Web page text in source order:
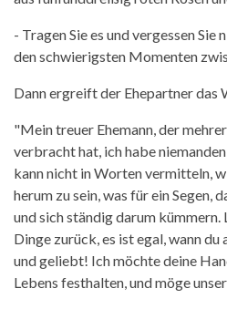
- Tragen Sie es und vergessen Sie
den schwierigsten Momenten
Dann ergreift der Ehepartner das
"Mein treuer Ehemann, der
verbracht hat, ich habe
kann nicht in Worten vermitteln,
herum zu sein, was für ein Segen,
und sich ständig darum kümmern.
Dinge zurück, es ist egal, wann du
und geliebt! Ich möchte deine
Lebens festhalten, und möge